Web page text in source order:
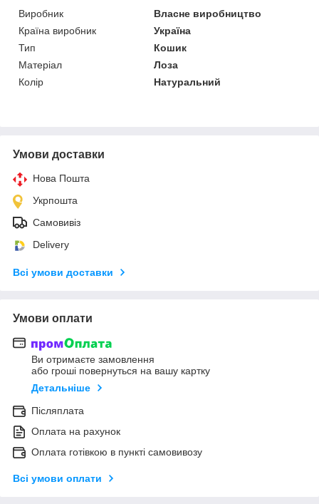
Виробник
Власне виробництво
Країна виробник
Україна
Тип
Кошик
Матеріал
Лоза
Колір
Натуральний
Умови доставки
Нова Пошта
Укрпошта
Самовивіз
Delivery
Всі умови доставки
Умови оплати
Ви отримаєте замовлення
або гроші повернуться на вашу картку
Детальніше
Післяплата
Оплата на рахунок
Оплата готівкою в пункті самовивозу
Всі умови оплати